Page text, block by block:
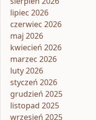
lipiec 2026
czerwiec 2026
maj 2026
kwiecień 2026
marzec 2026
luty 2026
styczeń 2026
grudzień 2025
listopad 2025
wrzesień 2025